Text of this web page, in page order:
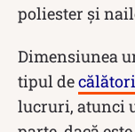
poliester și
Dimensiunea
tipul de
lucruri, atunci